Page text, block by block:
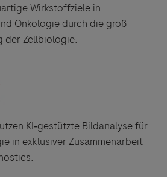
Wirkstoffziele in
Onkologie durch die groß
der Zellbiologie.
KI‑gestützte Bildanalyse für
in exklusiver Zusammenarbeit